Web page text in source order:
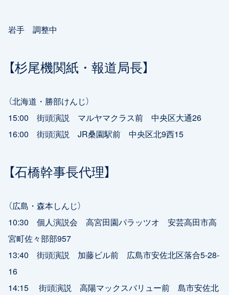
岩手 調整中
【杉尾機関紙・報道局長】
（北海道・勝部けんじ）
15:00 街頭演説 マルヤマクラス前 中央区大通26
16:00 街頭演説 JR桑園駅前 中央区北9西15
【石橋幹事長代理】
（広島・森本しんじ）
10:30 個人演説会 高宮田園パラッツオ 安芸高田市高
宮町佐々部部957
13:40 街頭演説 加藤ビル前 広島市安佐北区落合5-28-
16
14:15 街頭演説 高陽マックスバリュー前 島市安佐北